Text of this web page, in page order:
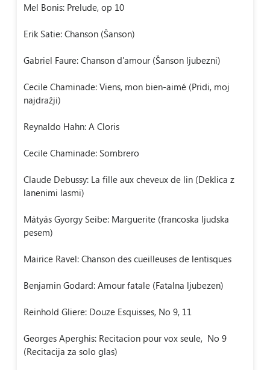
Mel Bonis: Prelude, op 10
Erik Satie: Chanson (Šanson)
Gabriel Faure: Chanson d'amour (Šanson ljubezni)
Cecile Chaminade: Viens, mon bien-aimé (Pridi, moj
najdražji)
Reynaldo Hahn: A Cloris
Cecile Chaminade: Sombrero
Claude Debussy: La fille aux cheveux de lin (Deklica z
lanenimi lasmi)
Mátyás Gyorgy Seibe: Marguerite (francoska ljudska
pesem)
Mairice Ravel: Chanson des cueilleuses de lentisques
Benjamin Godard: Amour fatale (Fatalna ljubezen)
Reinhold Gliere: Douze Esquisses, No 9, 11
Georges Aperghis: Recitacion pour vox seule, No 9
(Recitacija za solo glas)